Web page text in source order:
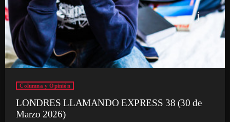
Columna y Opinión
LONDRES LLAMANDO EXPRESS 38 (30 de
Marzo 2026)